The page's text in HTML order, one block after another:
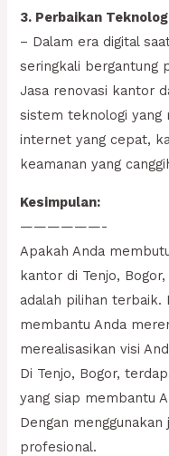
3. Perbaikan
– Dalam era digital
seringkali bergantung
Jasa renovasi kantor
sistem teknologi yang
internet yang cepat,
keamanan yang
Kesimpulan:
——————-
Apakah Anda
kantor di Tenjo,
adalah pilihan terbaik.
membantu Anda
merealisasikan visi
Di Tenjo, Bogor,
yang siap membantu
Dengan
profesional.